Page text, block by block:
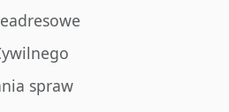
spraw